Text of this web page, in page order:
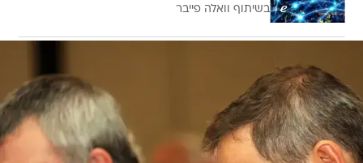
בשיתוף וואלה פייבר